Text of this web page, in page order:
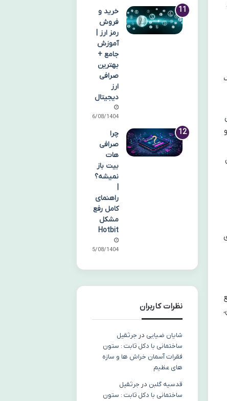
خرید و
فروش
رمز ارز |
آموزش
جامع +
بهترین
صرافی
ارز
دیجیتال
06/08/1404
چرا
صرافی
هات
بیت باز
نمیشه؟
|
راهنمای
کامل رفع
مشکل
Hotbit
05/08/1404
نظرات کاربران
شایان ضیایی در جرثقیل
ساختمانی با دکل ثابت : ستون
فقرات آسمان خراش ها و سازه
های عظیم
قدسیه گلبن در جرثقیل
ساختمانی با دکل ثابت : ستون